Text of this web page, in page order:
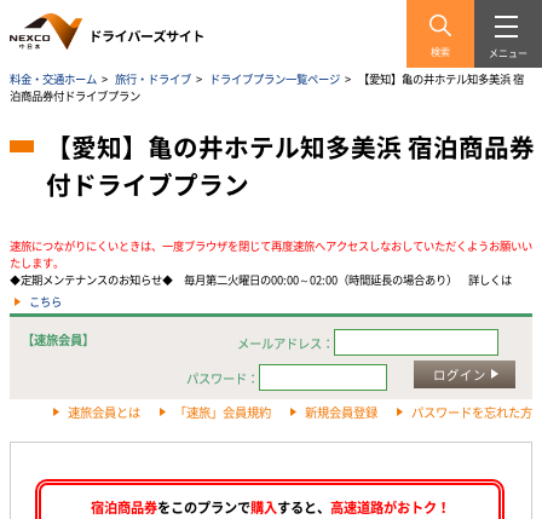
検索 メニュー
料金・交通ホーム > 旅行・ドライブ > ドライブプラン一覧ページ >
【愛知】亀の井ホテル知多美浜 宿
泊商品券付ドライブプラン
【愛知】亀の井ホテル知多美浜 宿泊商品券
付ドライブプラン
速旅につながりにくいときは、一度ブラウザを閉じて再度速旅へアクセスしなおしていただくようお願いい
たします。
◆定期メンテナンスのお知らせ◆ 毎月第二火曜日の00:00～02:00（時間延長の場合あり） 詳しくは
こちら
【速旅会員】
メールアドレス：
パスワード：
ログイン
速旅会員とは 「速旅」会員規約 新規会員登録 パスワードを忘れた方
宿泊商品券をこのプランで購入すると、 高速道路がおトク！